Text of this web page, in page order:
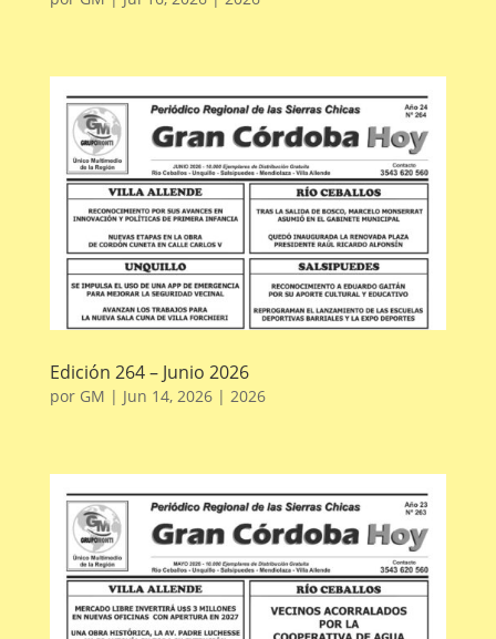
Edición 264 – Junio 2026
por GM | Jun 14, 2026| 2026